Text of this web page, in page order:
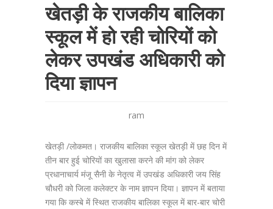
खेतड़ी के राजकीय बालिका
स्कूल में हो रही चोरियों को
लेकर उपखंड अधिकारी को
दिया ज्ञापन
ram
खेतड़ी /लोकमत। राजकीय बालिका स्कूल खेतड़ी में छह दिन में
तीन बार हुई चोरियों का खुलासा करने की मांग को लेकर
प्रधानाचार्य मंजू सैनी के नेतृत्व में उपखंड अधिकारी जय सिंह
चौधरी को जिला कलेक्टर के नाम ज्ञापन दिया। ज्ञापन में बताया
गया कि कस्बे में स्थित राजकीय बालिका स्कूल में बार-बार चोरी